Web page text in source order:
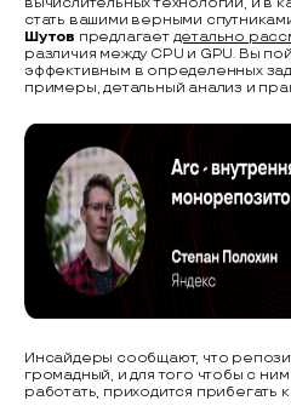
стать вашими верными
Шутов предлагает детально
различия между CPU и GPU. Вы
эффективным в определенных
примеры, детальный анализ и
Инсайдеры сообщают, что
громадный, и для того чтобы с
работать, приходится прибегать